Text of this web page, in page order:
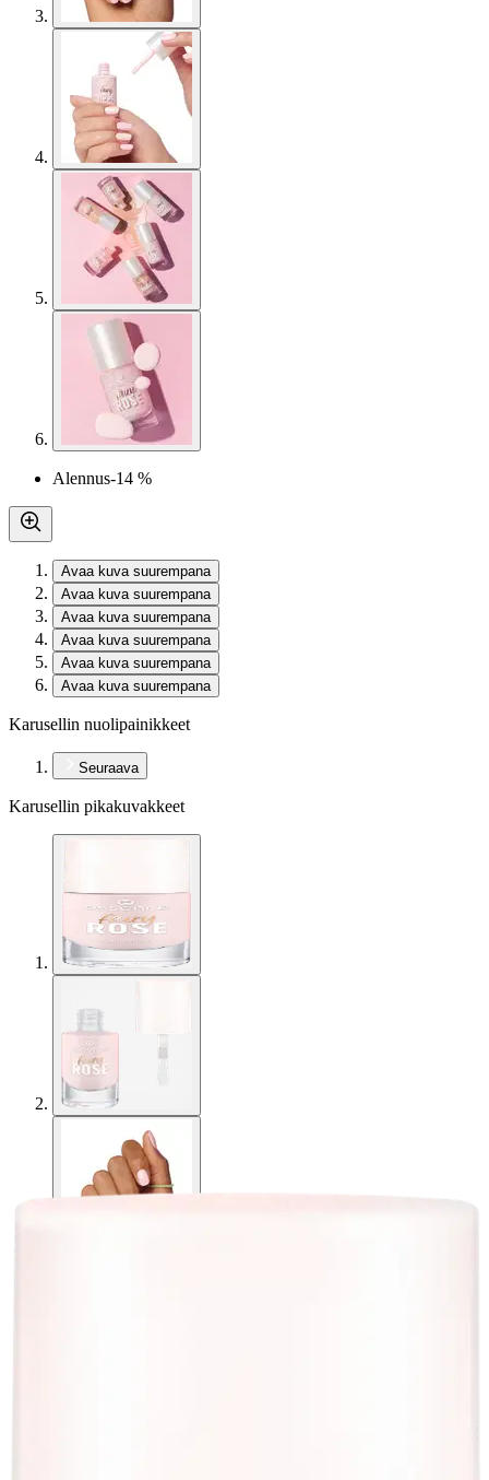
Alennus-14 %
Avaa kuva suurempana
Avaa kuva suurempana
Avaa kuva suurempana
Avaa kuva suurempana
Avaa kuva suurempana
Avaa kuva suurempana
Karusellin nuolipainikkeet
Seuraava
Karusellin pikakuvakkeet